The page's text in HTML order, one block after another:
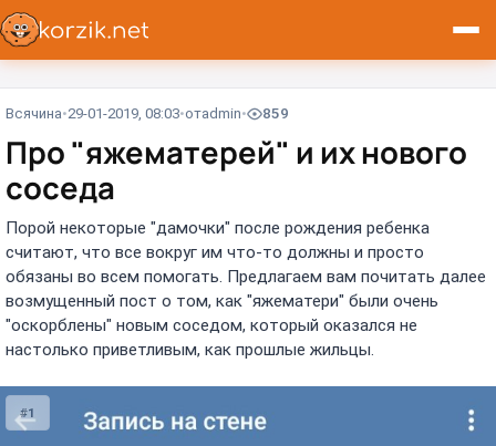
Всячина 29-01-2019, 08:03 отadmin 859
Про "яжематерей" и их нового
соседа
Порой некоторые "дамочки" после рождения ребенка
считают, что все вокруг им что-то должны и просто
обязаны во всем помогать. Предлагаем вам почитать далее
возмущенный пост о том, как "яжематери" были очень
"оскорблены" новым соседом, который оказался не
настолько приветливым, как прошлые жильцы.
#1